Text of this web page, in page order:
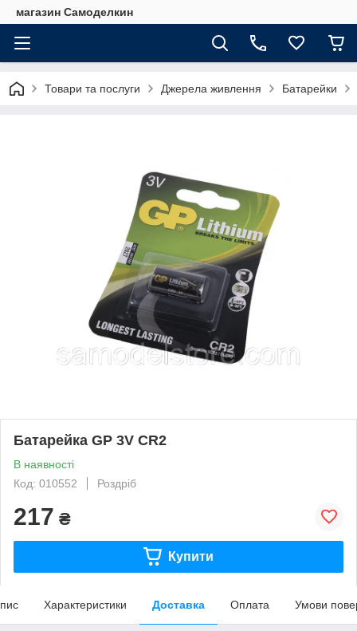
магазин Самоделкин
Товари та послуги Джерела живлення Батарейки
Батарейка GP 3V CR2
В наявності
Код: 010552
Роздріб
217 ₴
Купити
Характеристики Доставка Оплата Умови